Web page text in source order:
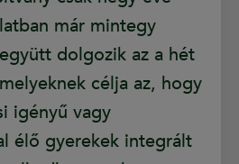
már mintegy
dolgozik az a hét
célja az, hogy
igényű vagy
élő gyerekek integrált